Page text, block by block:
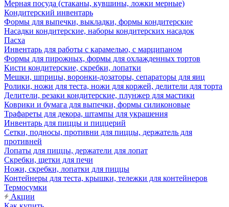
Мерная посуда (стаканы, кувшины, ложки мерные)
Кондитерский инвентарь
Формы для выпечки, выкладки, формы кондитерские
Насадки кондитерские, наборы кондитерских насадок
Пасха
Инвентарь для работы с карамелью, с марципаном
Формы для пирожных, формы для охлажденных тортов
Кисти кондитерские, скребки, лопатки
Мешки, шприцы, воронки-дозаторы, сепараторы для яиц
Ролики, ножи для теста, ножи для коржей, делители для торта
Делители, резаки кондитерские, плунжер для мастики
Коврики и бумага для выпечки, формы силиконовые
Трафареты для декора, штампы для украшения
Инвентарь для пиццы и пиццерий
Сетки, подносы, противни для пиццы, держатель для
противней
Лопаты для пиццы, держатели для лопат
Скребки, щетки для печи
Ножи, скребки, лопатки для пиццы
Контейнеры для теста, крышки, тележки для контейнеров
Термосумки
Акции